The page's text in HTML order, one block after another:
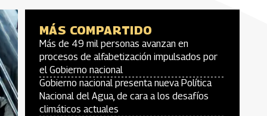
MÁS COMPARTIDO
Más de 49 mil personas avanzan en
procesos de alfabetización impulsados por
el Gobierno nacional
Gobierno nacional presenta nueva Política
Nacional del Agua, de cara a los desafíos
climáticos actuales